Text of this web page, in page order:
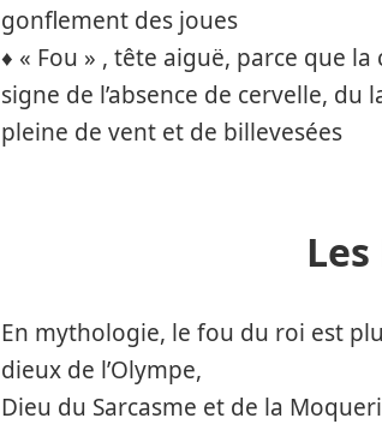
gonflement des joues
♦️ « Fou » , tête aiguë, parce que
signe de l’absence de cervelle, du
pleine de vent et de billevesées
En mythologie, le fou du roi est
dieux de l’Olympe,
Dieu du Sarcasme et de la